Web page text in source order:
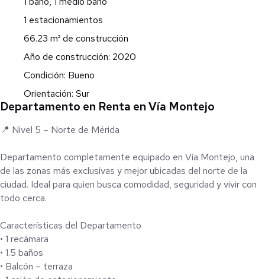
1 estacionamientos
66.23 m² de construcción
Año de construcción: 2020
Condición: Bueno
Orientación: Sur
Departamento en Renta en Vía Montejo
📍 Nivel 5 – Norte de Mérida
Departamento completamente equipado en Vía Montejo, una
de las zonas más exclusivas y mejor ubicadas del norte de la
ciudad. Ideal para quien busca comodidad, seguridad y vivir con
todo cerca.
Características del Departamento
• 1 recámara
• 1.5 baños
• Balcón – terraza